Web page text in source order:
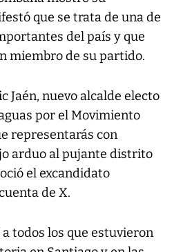
que se trata de una de
del país y que
miembro de su partido.
Jaén, nuevo alcalde electo
por el Movimiento
representarás con
arduo al pujante distrito
el excandidato
de X.
todos los que estuvieron